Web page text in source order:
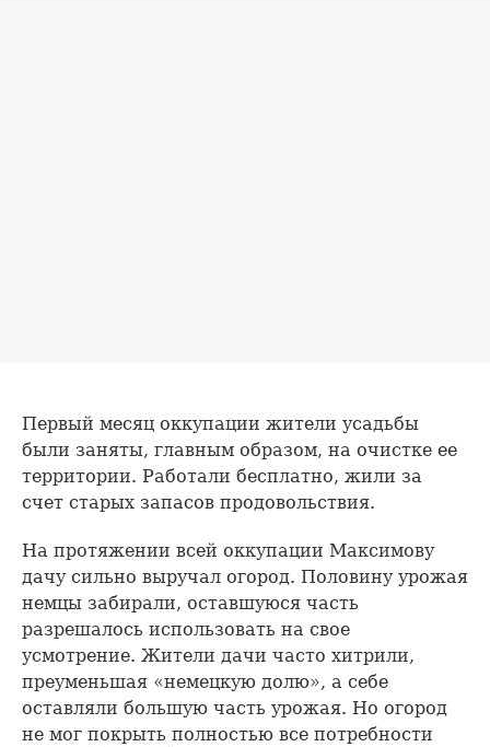
Первый месяц оккупации жители усадьбы
были заняты, главным образом, на очистке ее
территории. Работали бесплатно, жили за
счет старых запасов продовольствия.
На протяжении всей оккупации Максимову
дачу сильно выручал огород. Половину урожая
немцы забирали, оставшуюся часть
разрешалось использовать на свое
усмотрение. Жители дачи часто хитрили,
преуменьшая «немецкую долю», а себе
оставляли большую часть урожая. Но огород
не мог покрыть полностью все потребности